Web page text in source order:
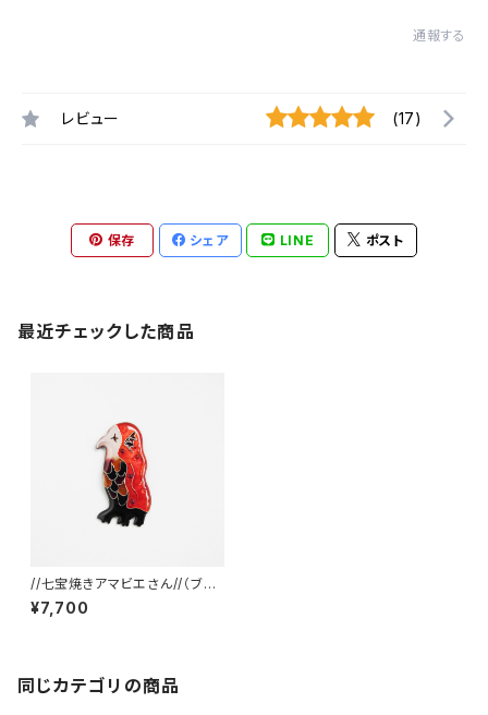
通報する
レビュー (17)
保存 シェア LINE ポスト
最近チェックした商品
//七宝焼きアマビエさん//（ブロ
ーチ・ペンダントトップ・帯留め）
¥7,700
同じカテゴリの商品